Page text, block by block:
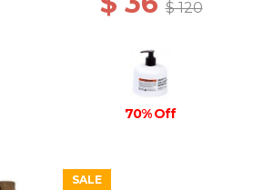
$ 120
70% Off
SALE